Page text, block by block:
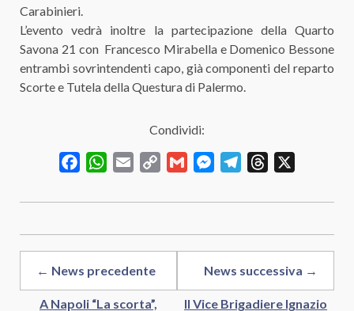
Carabinieri.
L’evento vedrà inoltre la partecipazione della Quarto
Savona 21 con Francesco Mirabella e Domenico Bessone
entrambi sovrintendenti capo, già componenti del reparto
Scorte e Tutela della Questura di Palermo.
Condividi:
FacebookWhatsApp
Email
Copy
Gmail MessengerTelegramThreads
← News precedente
A Napoli “La scorta”,
News successiva →
Il Vice Brigadiere Ignazio